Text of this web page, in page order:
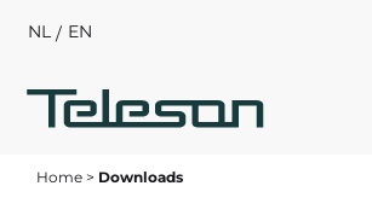
NL EN
Home > Downloads